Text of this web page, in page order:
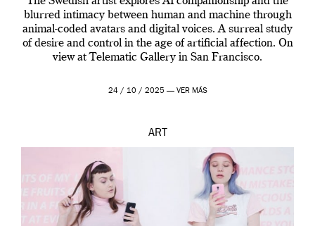
blurred intimacy between human and machine through
animal-coded avatars and digital voices. A surreal study
of desire and control in the age of artificial affection. On
view at Telematic Gallery in San Francisco.
24 / 10 / 2025 — VER MÁS
ART